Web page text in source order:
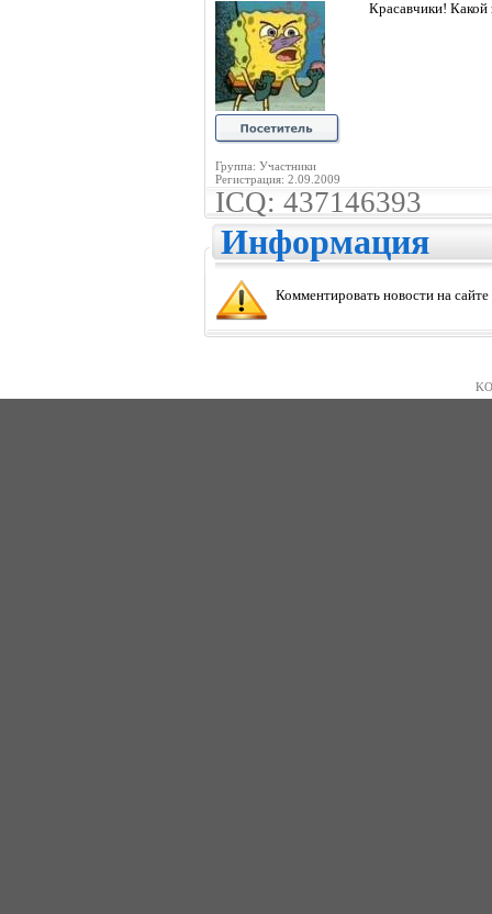
Группа: Участники
Регистрация: 2.09.2009
Красавчики! Какой
ICQ: 437146393
Информация
Комментировать новости на